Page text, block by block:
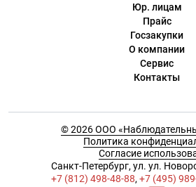
Юр. лицам
Прайс
Госзакупки
О компании
Сервис
Контакты
© 2026 ООО
Политика
Согласие
Cанкт-Петербург, ул. ул.
+7 (812) 498-48-88, +7 (495)